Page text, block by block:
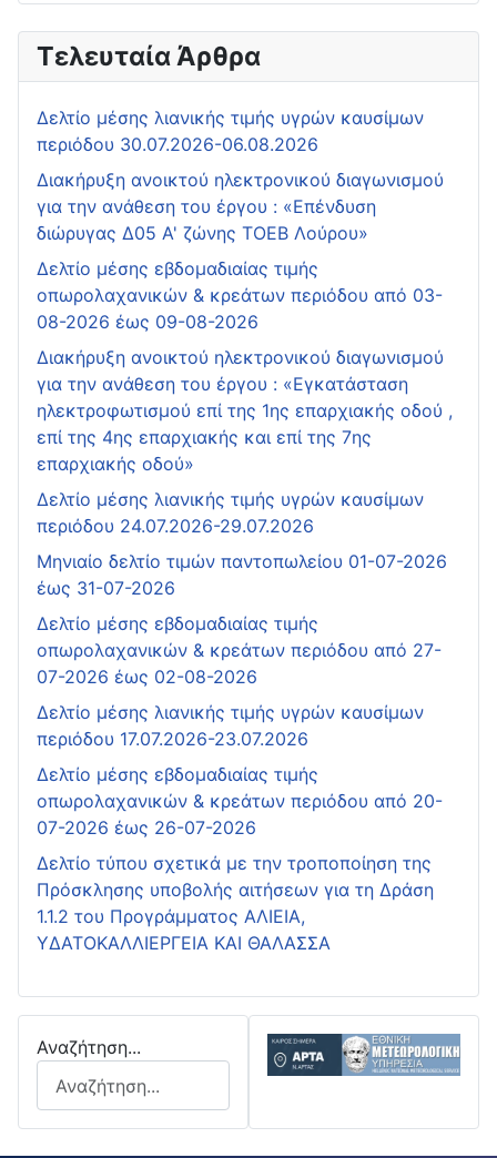
Τελευταία Άρθρα
Δελτίο μέσης λιανικής τιμής υγρών καυσίμων
περιόδου 30.07.2026-06.08.2026
Διακήρυξη ανοικτού ηλεκτρονικού διαγωνισμού
για την ανάθεση του έργου : «Επένδυση
διώρυγας Δ05 Α' ζώνης ΤΟΕΒ Λούρου»
Δελτίο μέσης εβδομαδιαίας τιμής
οπωρολαχανικών & κρεάτων περιόδου από 03-
08-2026 έως 09-08-2026
Διακήρυξη ανοικτού ηλεκτρονικού διαγωνισμού
για την ανάθεση του έργου : «Εγκατάσταση
ηλεκτροφωτισμού επί της 1ης επαρχιακής οδού ,
επί της 4ης επαρχιακής και επί της 7ης
επαρχιακής οδού»
Δελτίο μέσης λιανικής τιμής υγρών καυσίμων
περιόδου 24.07.2026-29.07.2026
Μηνιαίο δελτίο τιμών παντοπωλείου 01-07-2026
έως 31-07-2026
Δελτίο μέσης εβδομαδιαίας τιμής
οπωρολαχανικών & κρεάτων περιόδου από 27-
07-2026 έως 02-08-2026
Δελτίο μέσης λιανικής τιμής υγρών καυσίμων
περιόδου 17.07.2026-23.07.2026
Δελτίο μέσης εβδομαδιαίας τιμής
οπωρολαχανικών & κρεάτων περιόδου από 20-
07-2026 έως 26-07-2026
Δελτίο τύπου σχετικά με την τροποποίηση της
Πρόσκλησης υποβολής αιτήσεων για τη Δράση
1.1.2 του Προγράμματος ΑΛΙΕΙΑ,
ΥΔΑΤΟΚΑΛΛΙΕΡΓΕΙΑ ΚΑΙ ΘΑΛΑΣΣΑ
Αναζήτηση...